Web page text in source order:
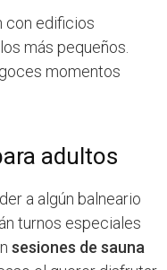
con edificios
más pequeños.
momentos
adultos
a algún balneario
turnos especiales
sesiones de sauna